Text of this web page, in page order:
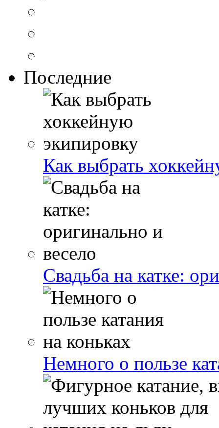
Последние
Как выбрать
Свадьба на катке:
Немного о пользе